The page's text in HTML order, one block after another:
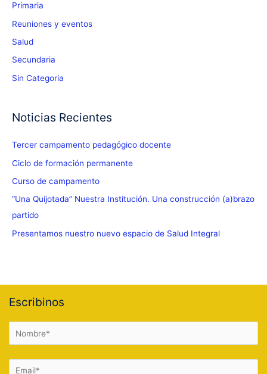
Primaria
Reuniones y eventos
Salud
Secundaria
Sin Categoria
Noticias Recientes
Tercer campamento pedagógico docente
Ciclo de formación permanente
Curso de campamento
“Una Quijotada” Nuestra Institución. Una construcción (a)brazo
partido
Presentamos nuestro nuevo espacio de Salud Integral
Escribinos